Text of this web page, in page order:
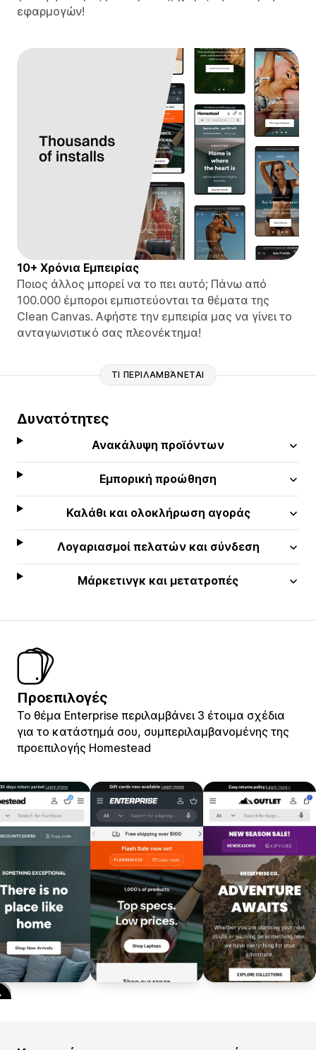
εφαρμογών!
10+ Χρόνια Εμπειρίας
Ποιος άλλος μπορεί να το πει αυτό; Πάνω από
100.000 έμποροι εμπιστεύονται τα θέματα της
Clean Canvas. Αφήστε την εμπειρία μας να γίνει το
ανταγωνιστικό σας πλεονέκτημα!
ΤΙ ΠΕΡΙΛΑΜΒΆΝΕΤΑΙ
Δυνατότητες
Ανακάλυψη προϊόντων
Εμπορική προώθηση
Καλάθι και ολοκλήρωση αγοράς
Λογαριασμοί πελατών και σύνδεση
Μάρκετινγκ και μετατροπές
Προεπιλογές
Το θέμα Enterprise περιλαμβάνει 3 έτοιμα σχέδια
για το κατάστημά σου, συμπεριλαμβανομένης της
προεπιλογής Homestead